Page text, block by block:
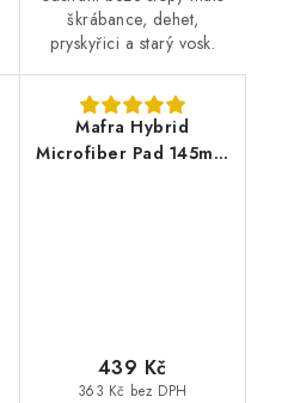
škrábance, dehet,
pryskyřici a starý vosk.
Mafra Hybrid
Microfiber Pad 145mm
363 Kč bez DPH
439 Kč